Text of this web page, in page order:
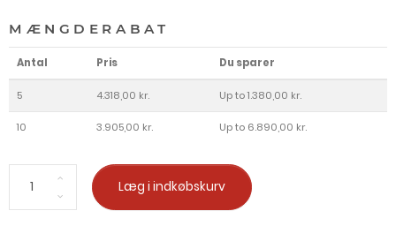
MÆNGDERABAT
Antal Pris Du sparer
5 4.318,00 kr. Up to 1.380,00 kr.
10 3.905,00 kr. Up to 6.890,00 kr.
Læg i indkøbskurv